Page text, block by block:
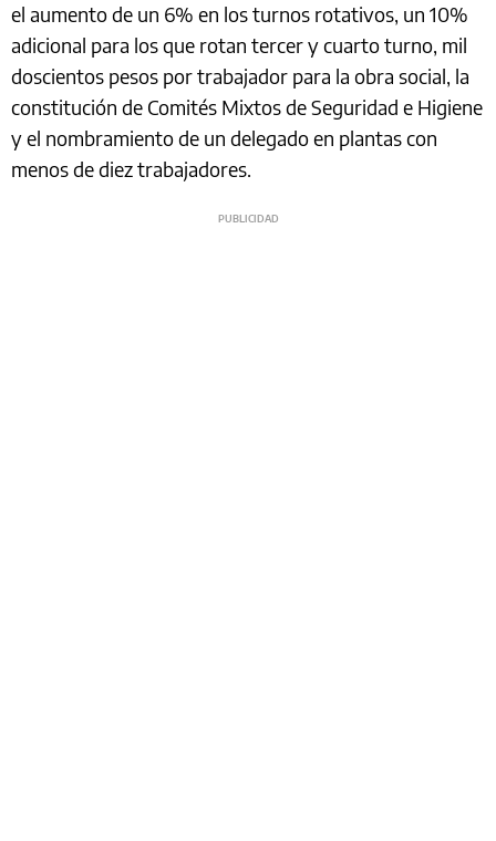
el aumento de un 6% en los turnos rotativos, un 10%
adicional para los que rotan tercer y cuarto turno, mil
doscientos pesos por trabajador para la obra social, la
constitución de Comités Mixtos de Seguridad e Higiene
y el nombramiento de un delegado en plantas con
menos de diez trabajadores.